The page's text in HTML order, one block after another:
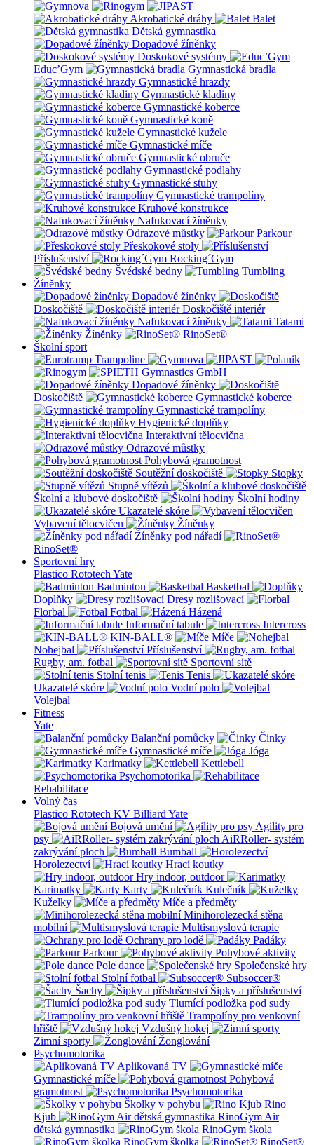
Akrobatické dráhy
Balet
Dětská gymnastika
Dopadové žíněnky
Doskokové systémy
Educ’Gym
Gymnastická bradla
Gymnastické hrazdy
Gymnastické kladiny
Gymnastické koberce
Gymnastické koně
Gymnastické kužele
Gymnastické míče
Gymnastické obruče
Gymnastické podlahy
Gymnastické stuhy
Gymnastické trampolíny
Kruhové konstrukce
Nafukovací žíněnky
Odrazové můstky
Parkour
Přeskokové stoly
Příslušenství
Rocking´Gym
Švédské bedny
Tumbling
Žíněnky
Dopadové žíněnky
Doskočiště
Doskočiště interiér
Nafukovací žíněnky
Tatami
Žíněnky
RinoSet®
Školní sport
Dopadové žíněnky
Doskočiště
Gymnastické koberce
Gymnastické trampolíny
Hygienické doplňky
Interaktivní tělocvična
Odrazové můstky
Pohybová gramotnost
Soutěžní doskočiště
Stopky
Stupně vítězů
Školní a klubové doskočiště
Školní hodiny
Ukazatelé skóre
Vybavení tělocvičen
Žíněnky
Žíněnky pod nářadí
RinoSet®
Sportovní hry
Plastico Rototech Yate
Badminton
Basketbal
Doplňky
Dresy rozlišovací
Florbal
Fotbal
Házená
Informační tabule
Intercross
KIN-BALL®
Míče
Nohejbal
Příslušenství
Rugby, am. fotbal
Sportovní sítě
Stolní tenis
Tenis
Ukazatelé skóre
Vodní polo
Volejbal
Fitness
Yate
Balanční pomůcky
Činky
Gymnastické míče
Jóga
Karimatky
Kettlebell
Psychomotorika
Rehabilitace
Volný čas
Plastico Rototech KV Billiard Yate
Bojová umění
Agility pro
psy
AiRRoller- systém
zakrývání ploch
Bumball
Horolezectví
Hrací koutky
Hry indoor, outdoor
Karimatky
Karty
Kulečník
Kuželky
Míče a předměty
Minihorolezecká stěna
mobilní
Multismyslová terapie
Ochrany pro lodě
Padáky
Parkour
Pohybové aktivity
Pole dance
Společenské hry
Stolní fotbal
Subsoccer®
Šachy
Šipky a příslušenství
Tlumící podložka pod sudy
Trampolíny pro venkovní
hřiště
Vzdušný hokej
Zimní sporty
Žonglování
Psychomotorika
Aplikovaná TV
Gymnastické míče
Pohybová
gramotnost
Psychomotorika
Školky v pohybu
Rino
Kjub
RinoGym Air
dětská gymnastika
RinoGym škola
RinoGym školka
RinoSet®